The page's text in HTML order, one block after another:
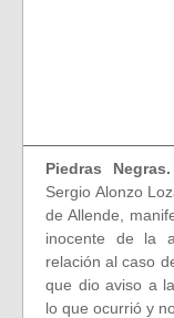
Piedras Negras.
Sergio Alonzo
de Allende,
inocente de la
relación al caso
que dio aviso a
lo que ocurrió y